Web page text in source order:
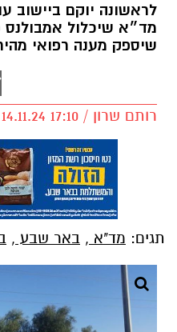
לראשונה יוקם ביישוב
מד״א שיכלול אמבולנס
שיספק מענה רפואי
רותם שרון / 17:10 14.11.24
תגים: מד"א , באר שבע ,